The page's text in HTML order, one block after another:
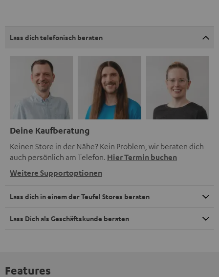
Lass dich telefonisch beraten
Deine Kaufberatung
Keinen Store in der Nähe? Kein Problem, wir beraten dich
auch persönlich am Telefon. Hier Termin buchen
Weitere Supportoptionen
Lass dich in einem der Teufel Stores beraten
Lass Dich als Geschäftskunde beraten
Features